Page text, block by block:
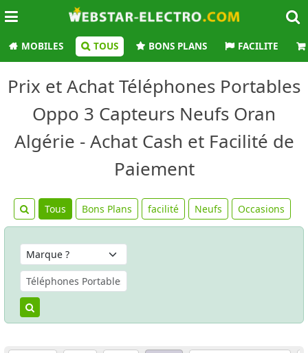
MOBILES TOUS BONS PLANS FACILITE
Prix et Achat Téléphones Portables
Oppo 3 Capteurs Neufs Oran
Algérie - Achat Cash et Facilité de
Paiement
Tous Bons Plans facilité Neufs Occasions